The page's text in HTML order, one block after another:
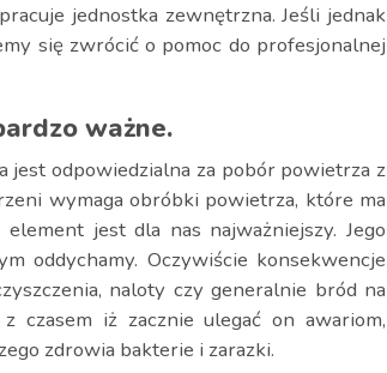
jednostka zewnętrzna. Jeśli jednak
się zwrócić o pomoc do profesjonalnej
ważne.
jest odpowiedzialna za pobór powietrza z
wymaga obróbki powietrza, które ma
jest dla nas najważniejszy. Jego
oddychamy. Oczywiście konsekwencje
naloty czy generalnie bród na
czasem iż zacznie ulegać on awariom,
zdrowia bakterie i zarazki.